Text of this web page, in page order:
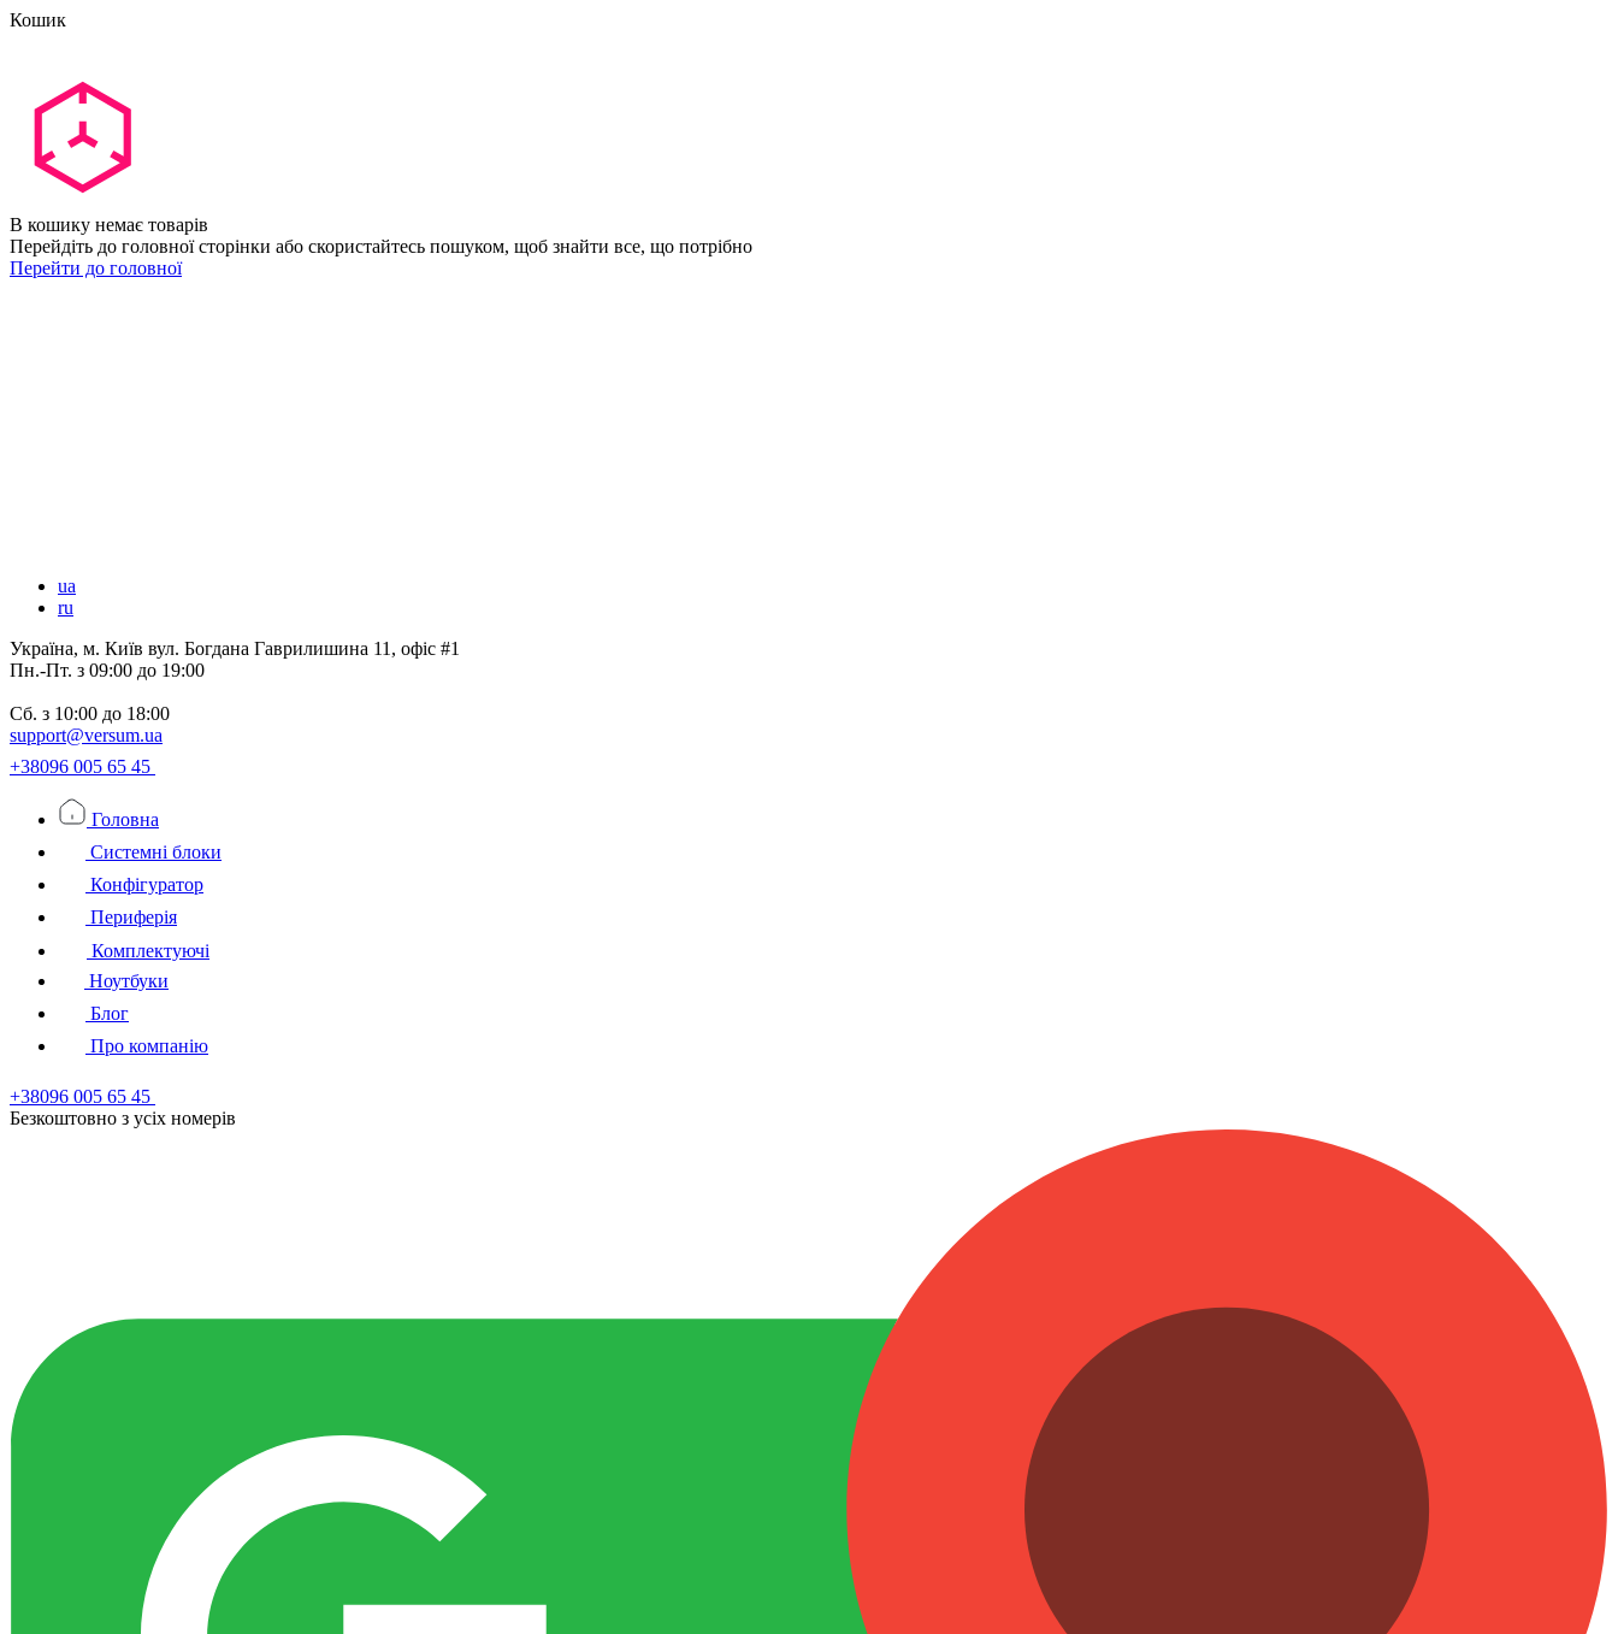
Кошик
В кошику немає товарів
Перейдіть до головної сторінки або скористайтесь пошуком, щоб знайти все, що потрібно
Перейти до головної
ua
ru
Україна, м. Київ вул. Богдана Гаврилишина 11, офіс #1
Пн.-Пт. з 09:00 до 19:00
Сб. з 10:00 до 18:00
support@versum.ua
+38096 005 65 45
Головна
Системні блоки
Конфігуратор
Периферія
Комплектуючі
Ноутбуки
Блог
Про компанію
+38096 005 65 45
Безкоштовно з усiх номерiв